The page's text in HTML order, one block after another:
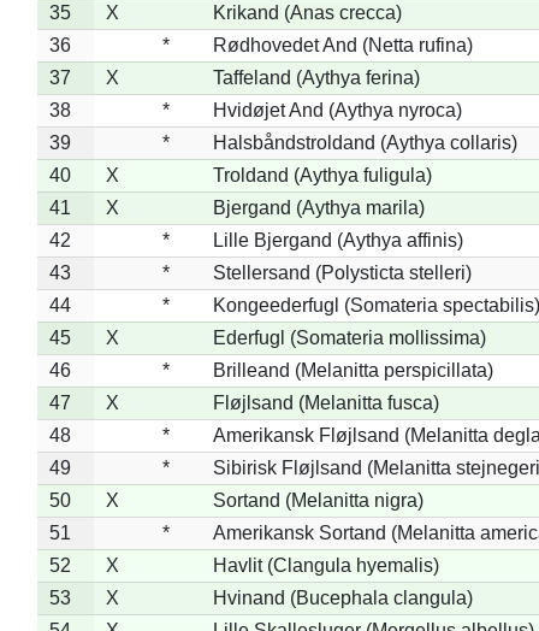
35
X
Krikand (Anas crecca)
36
*
Rødhovedet And (Netta rufina)
37
X
Taffeland (Aythya ferina)
38
*
Hvidøjet And (Aythya nyroca)
39
*
Halsbåndstroldand (Aythya collaris)
40
X
Troldand (Aythya fuligula)
41
X
Bjergand (Aythya marila)
42
*
Lille Bjergand (Aythya affinis)
43
*
Stellersand (Polysticta stelleri)
44
*
Kongeederfugl (Somateria spectabilis)
45
X
Ederfugl (Somateria mollissima)
46
*
Brilleand (Melanitta perspicillata)
47
X
Fløjlsand (Melanitta fusca)
48
*
Amerikansk Fløjlsand (Melanitta
49
*
Sibirisk Fløjlsand (Melanitta
50
X
Sortand (Melanitta nigra)
51
*
Amerikansk Sortand (Melanitta
52
X
Havlit (Clangula hyemalis)
53
X
Hvinand (Bucephala clangula)